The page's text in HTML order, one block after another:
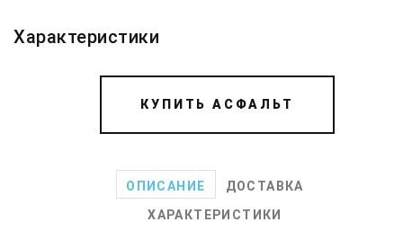
Характеристики
КУПИТЬ АСФАЛЬТ
ОПИСАНИЕ
ДОСТАВКА
ХАРАКТЕРИСТИКИ